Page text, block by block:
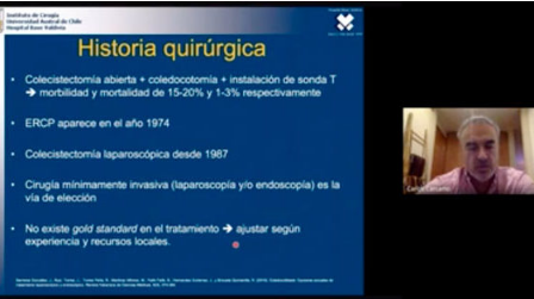
MANEJO DE LA COLEDOCOLITIASIS 2020 –
9 DE MAYO DE 2020 – VALDIVIA